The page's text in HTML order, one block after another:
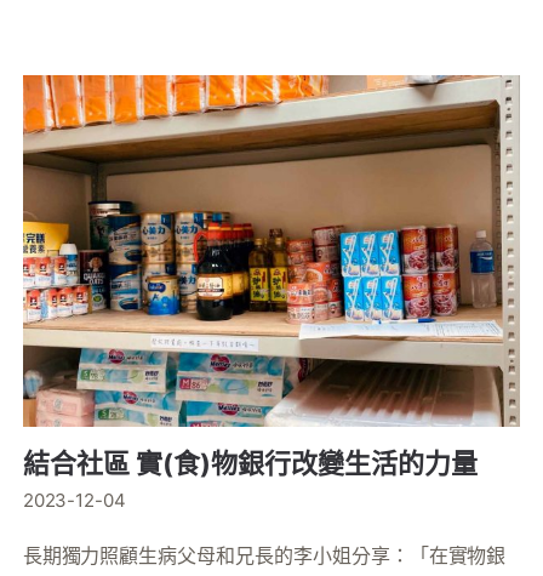
結合社區 實(食)物銀行改變生活的力量
2023-12-04
長期獨力照顧生病父母和兄長的李小姐分享：「在實物銀